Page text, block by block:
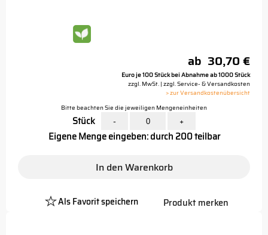
ab 30,70 €
Euro je 100 Stück bei Abnahme ab 1000 Stück
zzgl. MwSt. | zzgl. Service- & Versandkosten
> zur Versandkostenübersicht
Bitte beachten Sie die jeweiligen Mengeneinheiten
Stück - +
Eigene Menge eingeben: durch 200 teilbar
In den Warenkorb
Als Favorit speichern
Platzhalter
Produkt merken